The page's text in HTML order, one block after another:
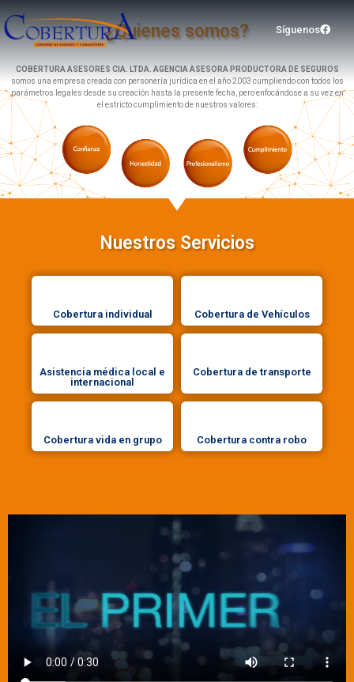
Síguenos
¿Quienes somos?
COBERTURA ASESORES CIA. LTDA. AGENCIA ASESORA PRODUCTORA DE SEGUROS
somos una empresa creada con personería jurídica en el año 2003 cumpliendo con todos los
parámetros legales desde su creación hasta la presente fecha, pero enfocándose a su vez en
el estricto cumplimiento de nuestros valores:
Nuestros Servicios
Cobertura individual Cobertura de Vehículos
Asistencia médica local e
internacional
Cobertura de transporte
Cobertura vida en grupo Cobertura contra robo